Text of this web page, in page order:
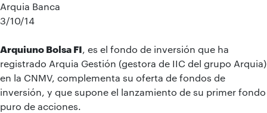
Arquia Banca
3/10/14
Arquiuno Bolsa FI, es el fondo de inversión que ha
registrado Arquia Gestión (gestora de IIC del grupo Arquia)
en la CNMV, complementa su oferta de fondos de
inversión, y que supone el lanzamiento de su primer fondo
puro de acciones.